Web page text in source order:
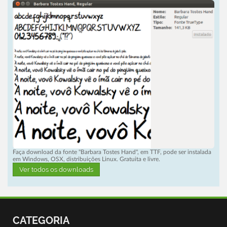
Faça download da fonte "Barbara Tostes Hand", em TTF, pode ser instalada
em Windows, OSX, distribuições Linux. Gratuita e livre.
Ver todos os downloads
CATEGORIA